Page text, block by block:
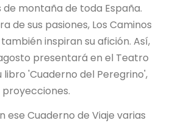
de montaña de toda España.
de sus pasiones, Los Caminos
inspiran su afición. Así,
presentará en el Teatro
libro 'Cuaderno del Peregrino',
ese Cuaderno de Viaje varias